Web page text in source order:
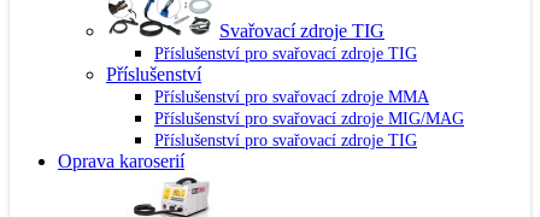
Svařovací zdroje TIG
Příslušenství pro svařovací zdroje TIG
Příslušenství
Příslušenství pro svařovací zdroje MMA
Příslušenství pro svařovací zdroje MIG/MAG
Příslušenství pro svařovací zdroje TIG
Oprava karoserií